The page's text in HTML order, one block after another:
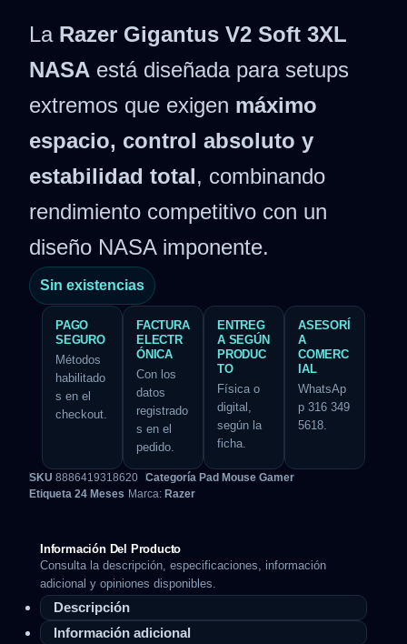
La Razer Gigantus V2 Soft 3XL
NASA está diseñada para setups
extremos que exigen máximo
espacio, control absoluto y
estabilidad total, combinando
rendimiento competitivo con un
diseño NASA imponente.
Sin existencias
PAGO
SEGURO
Métodos
habilitado
s en el
checkout.
FACTURA
ELECTR
ÓNICA
Con los
datos
registrado
s en el
pedido.
ENTREG
A SEGÚN
PRODUC
TO
Física o
digital,
según la
ficha.
ASESORÍ
A
COMERC
IAL
WhatsAp
p 316 349
5618.
SKU 8886419318620 Categoría Pad Mouse Gamer
Etiqueta 24 Meses Marca: Razer
Información Del Producto
Consulta la descripción, especificaciones, información
adicional y opiniones disponibles.
Descripción
Información adicional